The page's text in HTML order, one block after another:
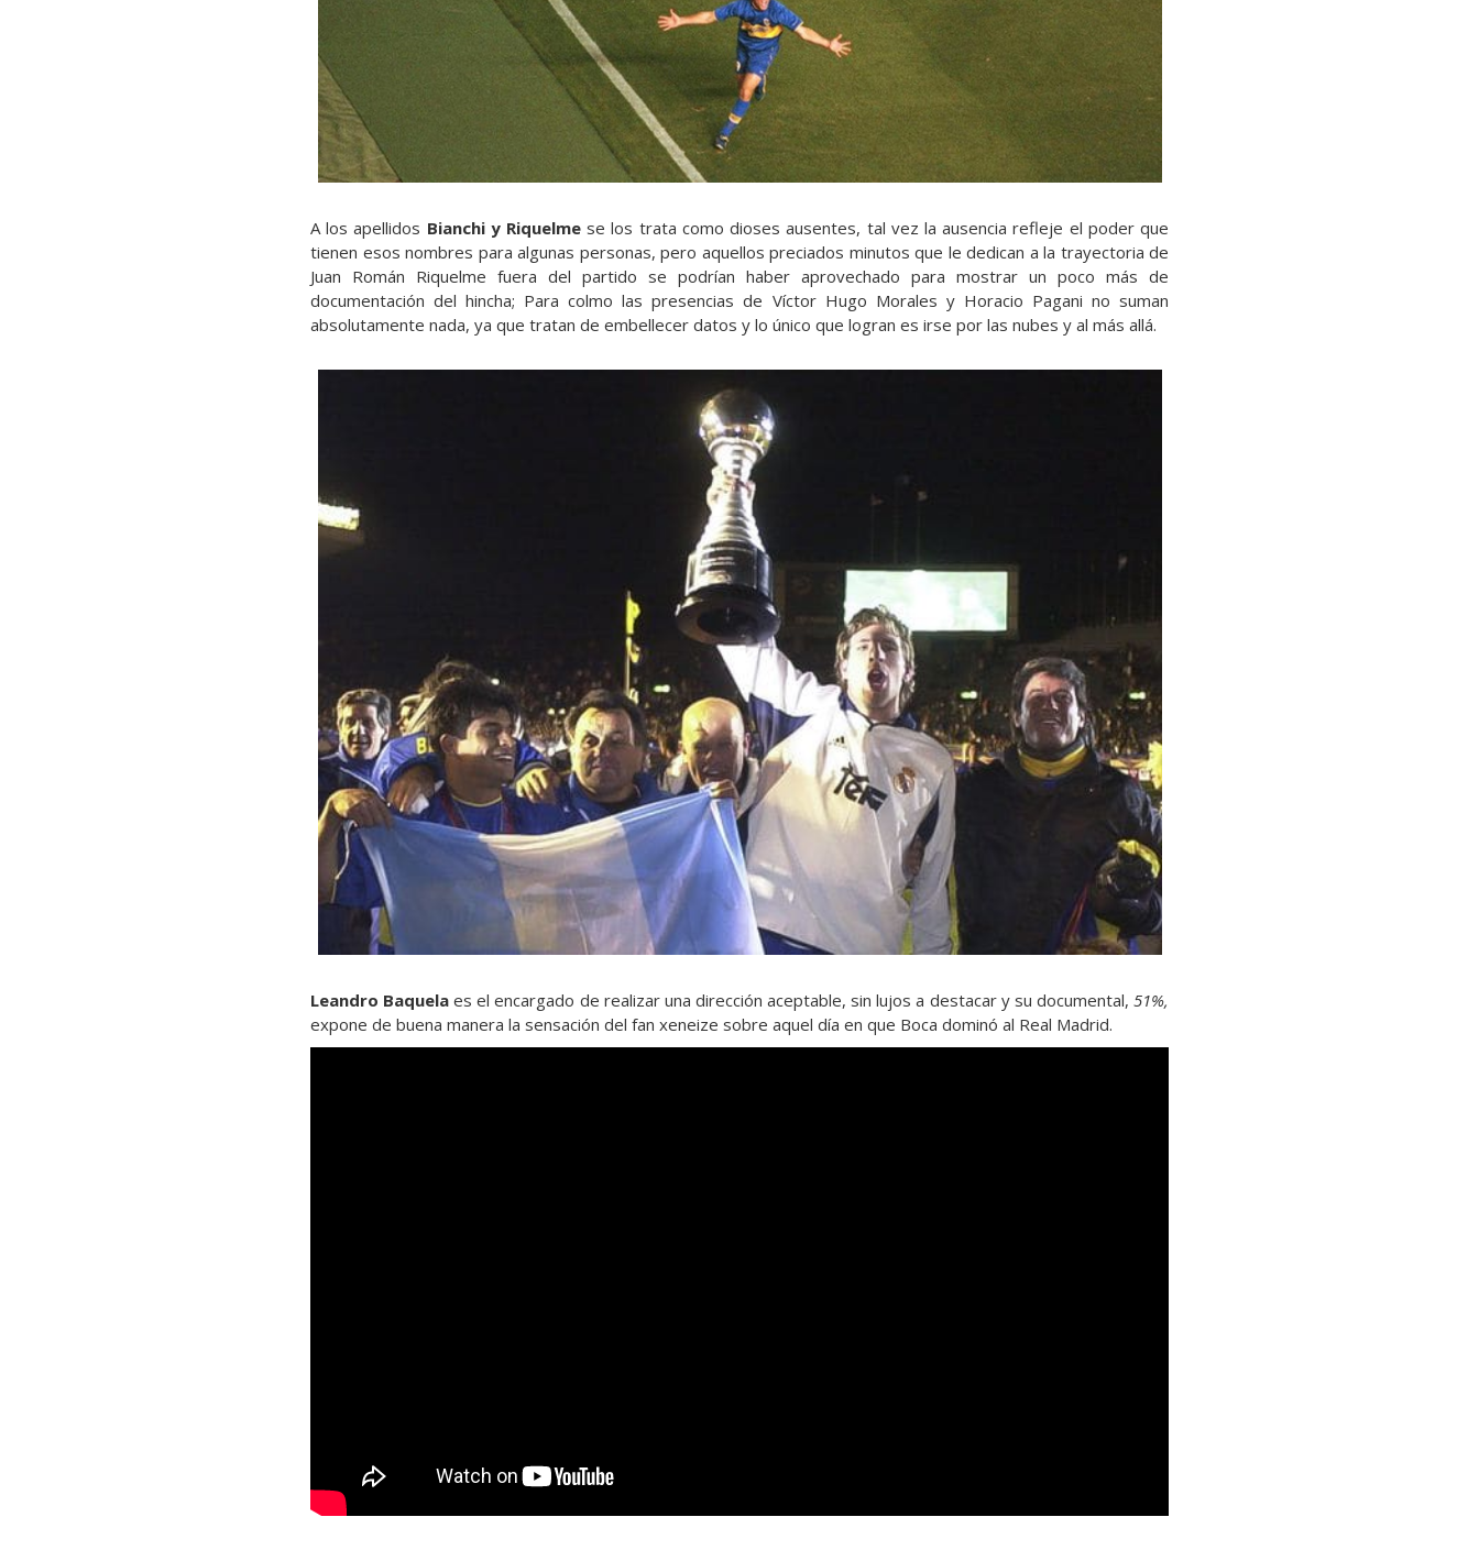
A los apellidos Bianchi y Riquelme se los trata como dioses ausentes, tal vez la ausencia refleje el poder que
tienen esos nombres para algunas personas, pero aquellos preciados minutos que le dedican a la trayectoria de
Juan Román Riquelme fuera del partido se podrían haber aprovechado para mostrar un poco más de
documentación del hincha; Para colmo las presencias de Víctor Hugo Morales y Horacio Pagani no suman
absolutamente nada, ya que tratan de embellecer datos y lo único que logran es irse por las nubes y al más allá.
Leandro Baquela es el encargado de realizar una dirección aceptable, sin lujos a destacar y su documental,51%,
expone de buena manera la sensación del fan xeneize sobre aquel día en que Boca dominó al Real Madrid.